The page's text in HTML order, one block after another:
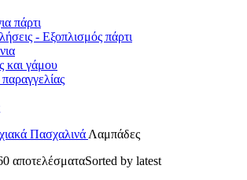
πάρτι
- Εξοπλισμός πάρτι
και γάμου
Πασχαλινά Λαμπάδες
αποτελέσματαSorted by latest